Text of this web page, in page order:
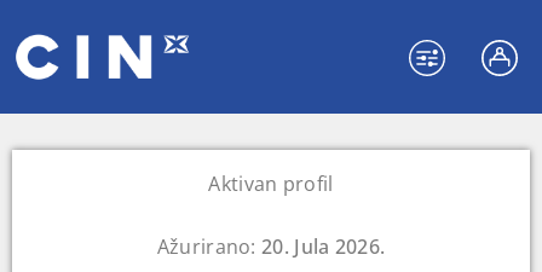
Aktivan profil
Ažurirano:20. Jula 2026.